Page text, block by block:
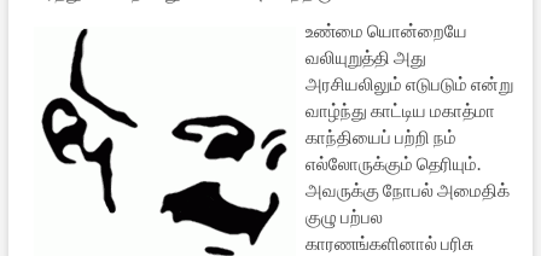
உண்மை யொன்றையே
வலியுறுத்தி அது
அரசியலிலும் எடுபடும் என்று
வாழ்ந்து காட்டிய மகாத்மா
காந்தியைப் பற்றி நம்
எல்லோருக்கும் தெரியும்.
அவருக்கு நோபல் அமைதிக்
குழு பற்பல
காரணங்களினால் பரிசு